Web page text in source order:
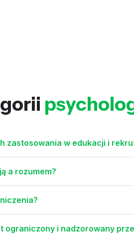
zastosowania w edukacji i
a rozumem?
ograniczony i nadzorowany